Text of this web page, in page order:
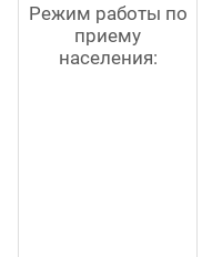
Режим работы по
приему
населения: